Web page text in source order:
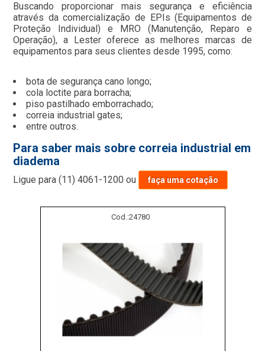
Buscando proporcionar mais segurança e eficiência
através da comercialização de EPIs (Equipamentos de
Proteção Individual) e MRO (Manutenção, Reparo e
Operação), a Lester oferece as melhores marcas de
equipamentos para seus clientes desde 1995, como:
bota de segurança cano longo;
cola loctite para borracha;
piso pastilhado emborrachado;
correia industrial gates;
entre outros.
Para saber mais sobre correia industrial em
diadema
Ligue para(11) 4061-1200 ou faça uma cotação
Cod.:24780